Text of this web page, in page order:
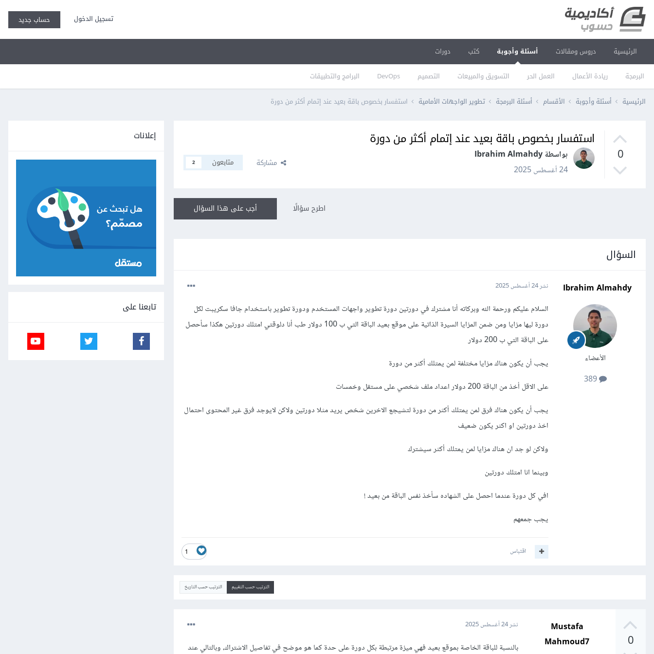
تسجيل الدخول حساب جديد
الرئيسية دروس ومقالات أسئلة وأجوبة
البرمجة ريادة الأعمال العمل الحر التسويق والمبيعات التصميم DevOps البرامج والتطبيقات
كتب دورات
الرئيسية أسئلة وأجوبة الأقسام أسئلة البرمجة تطوير الواجهات الأمامية استفسار بخصوص باقة بعيد عند إتمام أكثر من دورة
0
استفسار بخصوص باقة بعيد عند إتمام أكثر من دورة
بواسطة Ibrahim Almahdy
24 أغسطس 2025
مشاركة متابعون 2
أجب على هذا السؤال اطرح سؤالًا
السؤال
Ibrahim Almahdy
الأعضاء
389
نشر24 أغسطس 2025
السلام عليكم ورحمة الله وبركاته أنا مشترك في دورتين دورة تطوير واجهات المستخدم ودورة تطوير باستخدام جافا سكريبت لكل
دورة ليها مزايا ومن ضمن المزايا السيرة الذاتية على موقع بعيد الباقة التي ب 100 دولار طب أنا دلوقتي امتلك دورتين هكذا سأحصل
على الباقة التي ب 200 دولار
يجب أن يكون هناك مزايا مختلفة لمن يمتلك أكثر من دورة
على الاقل أخذ من الباقة 200 دولار اعداد ملف شخصي على مستقل وخمسات
يجب أن يكون هناك فرق لمن يمتلك أكثر من دورة لتشيجع الاخرين شخص يريد مثلا دورتين ولاكن لايوجد فرق غير المحتوى احتمال
اخذ دورتين او اكثر يكون ضعيف
ولاكن لو جد ان هناك مزايا لمن يمتلك أكثر سيشترك
وبينما انا امتلك دورتين
افي كل دورة عندما احصل على الشهاده سأخذ نفس الباقة من بعيد !
يجب جمعهم
1 اقتباس
الترتيب حسب التقييم الترتيب حسب التاريخ
0
Mustafa
Mahmoud7
نشر24 أغسطس 2025
بالنسبة للباقة الخاصة بموقع بعيد فهي ميزة مرتبطة بكل دورة على حدة كما هو موضح في تفاصيل الاشتراك، وبالتالي عند
إعلانات
تابعنا على